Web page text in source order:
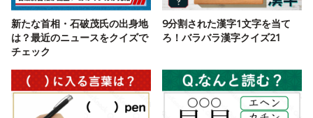
新たな首相・石破茂氏の出身地
は？最近のニュースをクイズで
チェック
9分割された漢字1文字を当て
ろ！バラバラ漢字クイズ21